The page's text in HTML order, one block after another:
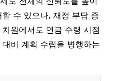
수 있으나, 재정 부담 증
원에서도 연금 수령 시점
비 계획 수립을 병행하는